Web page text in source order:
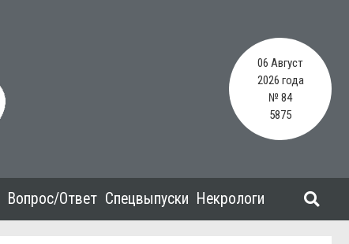
06 Август
2026 года
№ 84
5875
Вопрос/Ответ Спецвыпуски Некрологи